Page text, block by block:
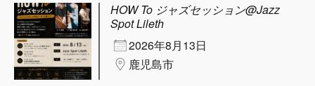
HOW To ジャズセッション@Jazz
Spot Lileth
2026年8月13日
鹿児島市